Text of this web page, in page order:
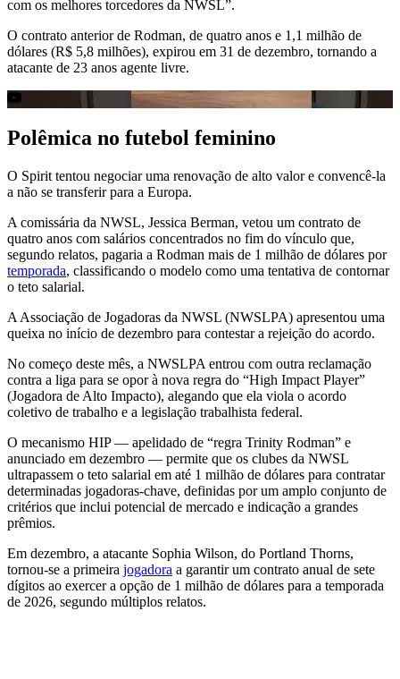
com os melhores torcedores da NWSL”.
O contrato anterior de Rodman, de quatro anos e 1,1 milhão de
dólares (R$ 5,8 milhões), expirou em 31 de dezembro, tornando a
atacante de 23 anos agente livre.
Polêmica no futebol feminino
O Spirit tentou negociar uma renovação de alto valor e convencê-la
a não se transferir para a Europa.
A comissária da NWSL, Jessica Berman, vetou um contrato de
quatro anos com salários concentrados no fim do vínculo que,
segundo relatos, pagaria a Rodman mais de 1 milhão de dólares por
temporada, classificando o modelo como uma tentativa de contornar
o teto salarial.
A Associação de Jogadoras da NWSL (NWSLPA) apresentou uma
queixa no início de dezembro para contestar a rejeição do acordo.
No começo deste mês, a NWSLPA entrou com outra reclamação
contra a liga para se opor à nova regra do “High Impact Player”
(Jogadora de Alto Impacto), alegando que ela viola o acordo
coletivo de trabalho e a legislação trabalhista federal.
O mecanismo HIP — apelidado de “regra Trinity Rodman” e
anunciado em dezembro — permite que os clubes da NWSL
ultrapassem o teto salarial em até 1 milhão de dólares para contratar
determinadas jogadoras-chave, definidas por um amplo conjunto de
critérios que inclui potencial de mercado e indicação a grandes
prêmios.
Em dezembro, a atacante Sophia Wilson, do Portland Thorns,
tornou-se a primeira jogadora a garantir um contrato anual de sete
dígitos ao exercer a opção de 1 milhão de dólares para a temporada
de 2026, segundo múltiplos relatos.